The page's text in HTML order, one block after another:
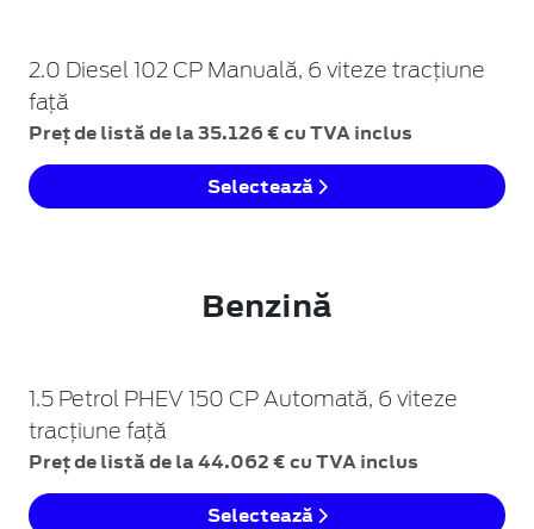
2.0 Diesel 102 CP Manuală, 6 viteze tracțiune
față
Preț de listă de la 35.126 € cu TVA inclus
Selectează
Benzină
1.5 Petrol PHEV 150 CP Automată, 6 viteze
tracțiune față
Preț de listă de la 44.062 € cu TVA inclus
Selectează